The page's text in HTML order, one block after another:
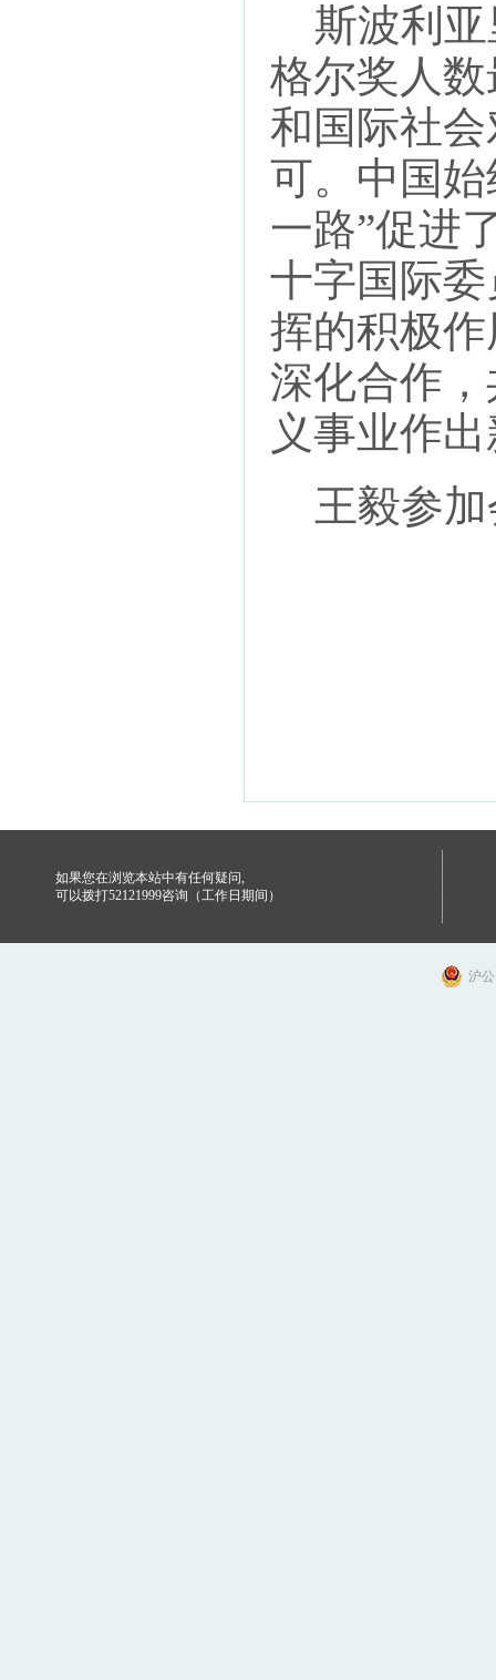
斯波利亚
格尔奖人
和国际社
可。中国
一路”促进
十字国际
挥的积极
深化合作
义事业作
王毅参加
如果您在浏览本站中有任何疑问,
可以拨打52121999咨询（工作日期间）
沪公